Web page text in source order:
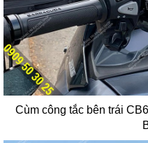
Cùm công tắc bên trái